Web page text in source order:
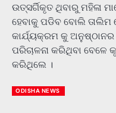
ଉତ୍ସର୍ଗିକୃତ ଥିବାରୁ ମହିଳା
ହେବାକୁ ପଡିବ ବୋଲି
କାର୍ଯ୍ୟକ୍ରମ କୁ
ପରିଚାଳନା କରିଥିବା
କରିଥିଲେ ।
ODISHA NEWS